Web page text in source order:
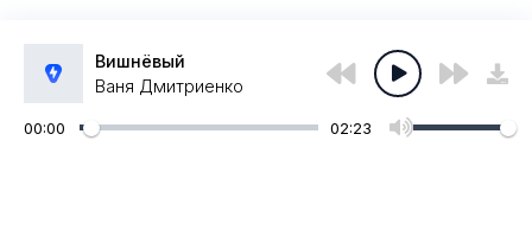
Вишнёвый
Ваня Дмитриенко
00:00 02:23